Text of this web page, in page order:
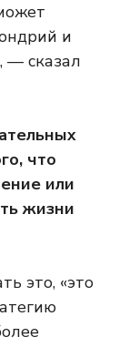
и
— сказал
что
или
жизни
это, «это